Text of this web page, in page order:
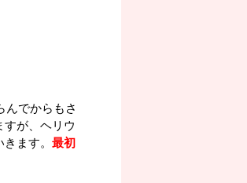
んでからもさ
が、ヘリウ
ます。 最初